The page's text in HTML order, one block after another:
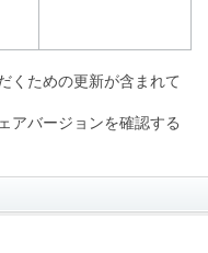
くための更新が含まれて
アバージョンを確認する